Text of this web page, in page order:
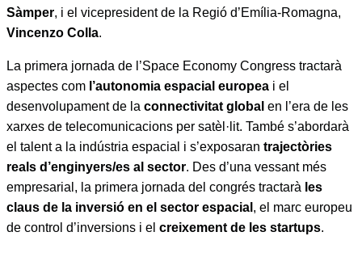
Sàmper, i el vicepresident de la Regió d’Emília-Romagna,
Vincenzo Colla.
La primera jornada de l’Space Economy Congress tractarà
aspectes com l’autonomia espacial europea i el
desenvolupament de la connectivitat global en l’era de les
xarxes de telecomunicacions per satèl·lit. També s’abordarà
el talent a la indústria espacial i s’exposaran trajectòries
reals d’enginyers/es al sector. Des d’una vessant més
empresarial, la primera jornada del congrés tractarà les
claus de la inversió en el sector espacial , el marc europeu
de control d’inversions i el creixement de les startups.